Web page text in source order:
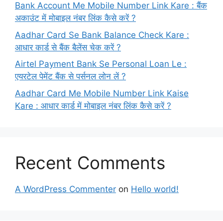
Bank Account Me Mobile Number Link Kare : बैंक
अकाउंट में मोबाइल नंबर लिंक कैसे करें ?
Aadhar Card Se Bank Balance Check Kare :
आधार कार्ड से बैंक बैलेंस चेक करें ?
Airtel Payment Bank Se Personal Loan Le :
एयरटेल पेमेंट बैंक से पर्सनल लोन लें ?
Aadhar Card Me Mobile Number Link Kaise
Kare : आधार कार्ड में मोबाइल नंबर लिंक कैसे करें ?
Recent Comments
A WordPress Commenter on Hello world!